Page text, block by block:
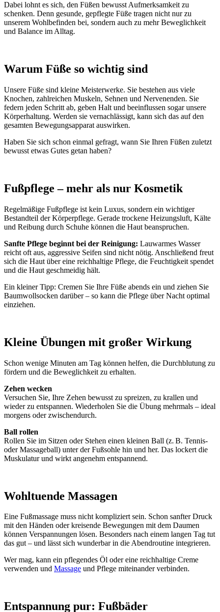
Dabei lohnt es sich, den Füßen bewusst Aufmerksamkeit zu
schenken. Denn gesunde, gepflegte Füße tragen nicht nur zu
unserem Wohlbefinden bei, sondern auch zu mehr Beweglichkeit
und Balance im Alltag.
Warum Füße so wichtig sind
Unsere Füße sind kleine Meisterwerke. Sie bestehen aus viele
Knochen, zahlreichen Muskeln, Sehnen und Nervenenden. Sie
federn jeden Schritt ab, geben Halt und beeinflussen sogar unsere
Körperhaltung. Werden sie vernachlässigt, kann sich das auf den
gesamten Bewegungsapparat auswirken.
Haben Sie sich schon einmal gefragt, wann Sie Ihren Füßen zuletzt
bewusst etwas Gutes getan haben?
Fußpflege – mehr als nur Kosmetik
Regelmäßige Fußpflege ist kein Luxus, sondern ein wichtiger
Bestandteil der Körperpflege. Gerade trockene Heizungsluft, Kälte
und Reibung durch Schuhe können die Haut beanspruchen.
Sanfte Pflege beginnt bei der Reinigung: Lauwarmes Wasser
reicht oft aus, aggressive Seifen sind nicht nötig. Anschließend freut
sich die Haut über eine reichhaltige Pflege, die Feuchtigkeit spendet
und die Haut geschmeidig hält.
Ein kleiner Tipp: Cremen Sie Ihre Füße abends ein und ziehen Sie
Baumwollsocken darüber – so kann die Pflege über Nacht optimal
einziehen.
Kleine Übungen mit großer Wirkung
Schon wenige Minuten am Tag können helfen, die Durchblutung zu
fördern und die Beweglichkeit zu erhalten.
Zehen wecken
Versuchen Sie, Ihre Zehen bewusst zu spreizen, zu krallen und
wieder zu entspannen. Wiederholen Sie die Übung mehrmals – ideal
morgens oder zwischendurch.
Ball rollen
Rollen Sie im Sitzen oder Stehen einen kleinen Ball (z. B. Tennis-
oder Massageball) unter der Fußsohle hin und her. Das lockert die
Muskulatur und wirkt angenehm entspannend.
Wohltuende Massagen
Eine Fußmassage muss nicht kompliziert sein. Schon sanfter Druck
mit den Händen oder kreisende Bewegungen mit dem Daumen
können Verspannungen lösen. Besonders nach einem langen Tag tut
das gut – und lässt sich wunderbar in die Abendroutine integrieren.
Wer mag, kann ein pflegendes Öl oder eine reichhaltige Creme
verwenden und Massage und Pflege miteinander verbinden.
Entspannung pur: Fußbäder